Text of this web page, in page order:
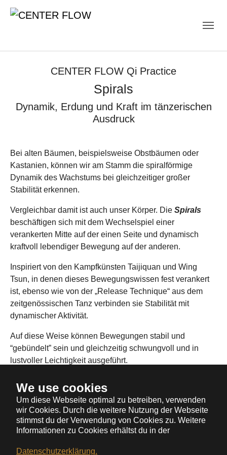
We use cookies
Um diese Webseite optimal zu betreiben, verwenden
wir Cookies. Durch die weitere Nutzung der Webseite
stimmst du der Verwendung von Cookies zu. Weitere
Informationen zu Cookies erhältst du in der
Datenschutzerklärung.
CENTER FLOW Qi Practice
Spirals
Dynamik, Erdung und Kraft im tänzerischen
Ausdruck
Bei alten Bäumen, beispielsweise Obstbäumen oder
Kastanien, können wir am Stamm die spiralförmige
Dynamik des Wachstums bei gleichzeitiger großer
Stabilität erkennen.
Vergleichbar damit ist auch unser Körper. Die Spirals
beschäftigen sich mit dem Wechselspiel einer
verankerten Mitte auf der einen Seite und dynamisch
kraftvoll lebendiger Bewegung auf der anderen.
Inspiriert von den Kampfkünsten Taijiquan und Wing
Tsun, in denen dieses Bewegungswissen fest verankert
ist, ebenso wie von der „Release Technique“ aus dem
zeitgenössischen Tanz verbinden sie Stabilität mit
dynamischer Aktivität.
Auf diese Weise können Bewegungen stabil und
“gebündelt” sein und gleichzeitig schwungvoll und in
lustvoller Leichtigkeit ausgeführt.